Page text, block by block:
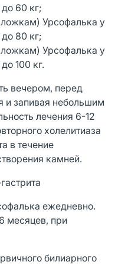
60 кг;
Урсофалька у
80 кг;
Урсофалька у
100 кг.
вечером, перед
и запивая небольшим
лечения 6-12
холелитиаза
в течение
камней.
ежедневно.
месяцев, при
билиарного